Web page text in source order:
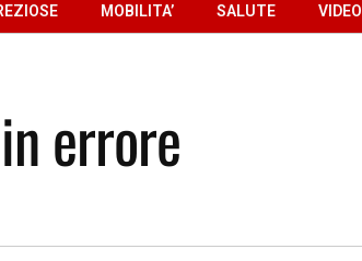
MOBILITA’ SALUTE VIDEO
errore